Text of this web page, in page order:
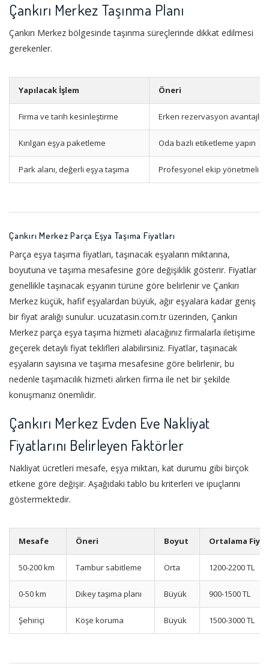
Çankırı Merkez Taşınma Planı
Çankırı Merkez bölgesinde taşınma süreçlerinde dikkat edilmesi
gerekenler.
Yapılacak İşlem Öneri
Firma ve tarih kesinleştirme Erken rezervasyon
Kırılgan eşya paketleme Oda bazlı etiketleme yapın
Park alanı, değerli eşya taşıma Profesyonel ekip yönetmeli
Çankırı Merkez Parça Eşya Taşıma Fiyatları
Parça eşya taşıma fiyatları, taşınacak eşyaların miktarına,
boyutuna ve taşıma mesafesine göre değişiklik gösterir. Fiyatlar
genellikle taşınacak eşyanın türüne göre belirlenir ve Çankırı
Merkez küçük, hafif eşyalardan büyük, ağır eşyalara kadar geniş
bir fiyat aralığı sunulur. ucuzatasin.com.tr üzerinden, Çankırı
Merkez parça eşya taşıma hizmeti alacağınız firmalarla iletişime
geçerek detaylı fiyat teklifleri alabilirsiniz. Fiyatlar, taşınacak
eşyaların sayısına ve taşıma mesafesine göre belirlenir, bu
nedenle taşımacılık hizmeti alırken firma ile net bir şekilde
konuşmanız önemlidir.
Çankırı Merkez Evden Eve Nakliyat
Fiyatlarını Belirleyen Faktörler
Nakliyat ücretleri mesafe, eşya miktarı, kat durumu gibi birçok
etkene göre değişir. Aşağıdaki tablo bu kriterleri ve ipuçlarını
göstermektedir.
Mesafe Öneri Boyut Ortalama Fiyat
50-200 km Tambur sabitleme Orta 1200-2200 TL
0-50 km Dikey taşıma planı Büyük 900-1500 TL
Şehiriçi Köşe koruma Büyük 1500-3000 TL